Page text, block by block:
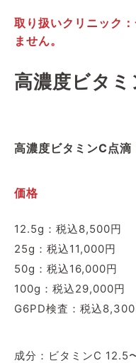
取り扱いクリニック
ません。
高濃度ビタ
高濃度ビタミンC点滴
価格
12.5g：税込8,500円
25g：税込11,000円
50g：税込16,000円
100g：税込29,000円
G6PD検査：税込8,300
成分：ビタミンC